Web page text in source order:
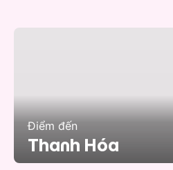
Điểm đến
Thanh Hóa